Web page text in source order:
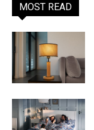
MOST READ